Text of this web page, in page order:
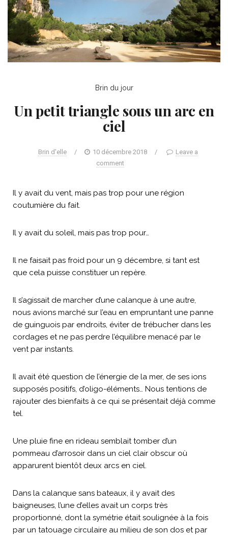
Brin du jour
Un petit triangle sous un arc en
ciel
Brin d'elle / 10 décembre 2018 /
Leave a
comment
Il y avait du vent, mais pas trop pour une région
coutumière du fait.
Il y avait du soleil, mais pas trop pour…
Il ne faisait pas froid pour un 9 décembre, si tant est
que cela puisse constituer un repère.
Il s’agissait de marcher d’une calanque à une autre,
nous avions marché sur l’eau en empruntant une panne
de guinguois par endroits, éviter de trébucher dans les
cordages et ne pas perdre l’équilibre menacé par le
vent par instants.
Il avait été question de l’énergie de la mer, de ses ions
supposés positifs, d’oligo-éléments… Nous tentions de
rajouter des bienfaits à ce qui se présentait déjà comme
tel.
Une pluie fine en rideau semblait tomber d’un
pommeau d’arrosoir dans un ciel clair obscur où
apparurent bientôt deux arcs en ciel.
Dans la calanque sans bateaux, il y avait des
baigneuses, l’une d’elles avait un corps très
proportionné, dont la symétrie était soulignée à la fois
par un tatouage circulaire au milieu de son dos et par